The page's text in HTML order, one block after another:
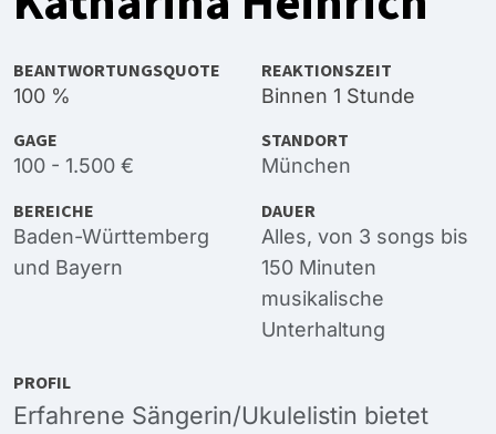
BEANTWORTUNGSQUOTE
100 %
REAKTIONSZEIT
Binnen 1 Stunde
GAGE
100 - 1.500 €
STANDORT
München
BEREICHE
Baden-Württemberg
und Bayern
DAUER
Alles, von 3 songs bis
150 Minuten
musikalische
Unterhaltung
PROFIL
Erfahrene Sängerin/Ukulelistin bietet